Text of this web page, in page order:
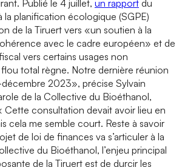
Publié le 4 juillet, un rapport du
la planification écologique (SGPE)
de la Tiruert vers «un soutien à la
avec le cadre européen» et de
vers certains usages non
total règne. Notre dernière réunion
2023», précise Sylvain
de la Collective du Bioéthanol,
Cette consultation devait avoir lieu en
cela me semble court. Reste à savoir
de loi de finances va s’articuler à la
du Bioéthanol, l’enjeu principal
de la Tiruert est de durcir les